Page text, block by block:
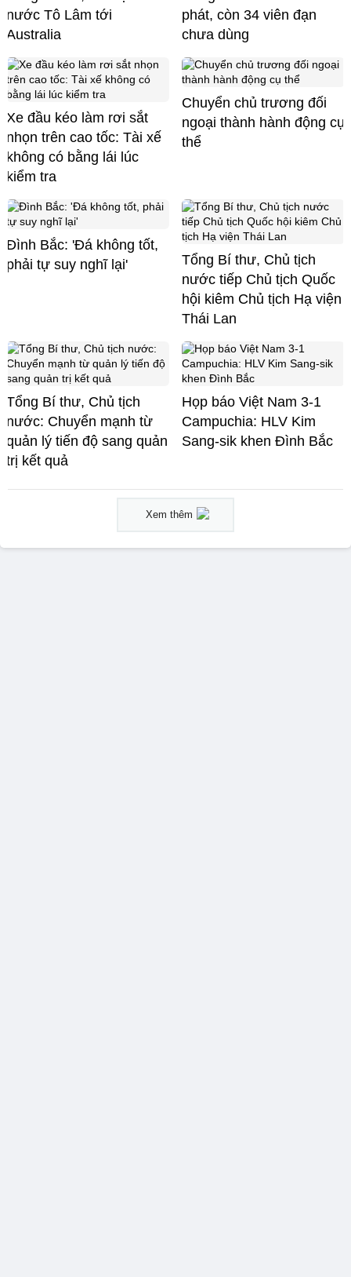
nước Tô Lâm tới
Australia
phát, còn 34 viên đạn
chưa dùng
Xe đầu kéo làm rơi sắt
nhọn trên cao tốc: Tài xế
không có bằng lái lúc
kiểm tra
Chuyển chủ trương đối
ngoại thành hành động cụ
thể
Đình Bắc: 'Đá không tốt,
phải tự suy nghĩ lại'
Tổng Bí thư, Chủ tịch
nước tiếp Chủ tịch Quốc
hội kiêm Chủ tịch Hạ viện
Thái Lan
Tổng Bí thư, Chủ tịch
nước: Chuyển mạnh từ
quản lý tiến độ sang quản
trị kết quả
Họp báo Việt Nam 3-1
Campuchia: HLV Kim
Sang-sik khen Đình Bắc
Xem thêm